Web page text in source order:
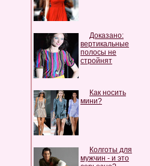
Доказано:
вертикальные
полосы не
стройнят
Как носить
мини?
Колготы для
мужчин - и это